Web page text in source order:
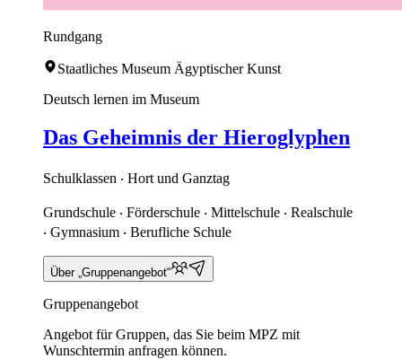
Rundgang
Staatliches Museum Ägyptischer Kunst
Deutsch lernen im Museum
Das Geheimnis der Hieroglyphen
Schulklassen ‧ Hort und Ganztag
Grundschule ‧ Förderschule ‧ Mittelschule ‧ Realschule
‧ Gymnasium ‧ Berufliche Schule
Über „Gruppenangebot“
Gruppenangebot
Angebot für Gruppen, das Sie beim MPZ mit
Wunschtermin anfragen können.